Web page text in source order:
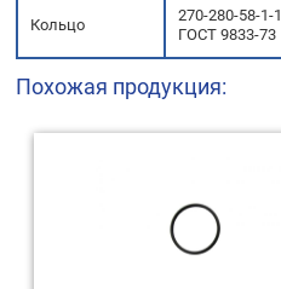
Кольцо
270-280-58-1-1
ГОСТ 9833-73
Похожая продукция: